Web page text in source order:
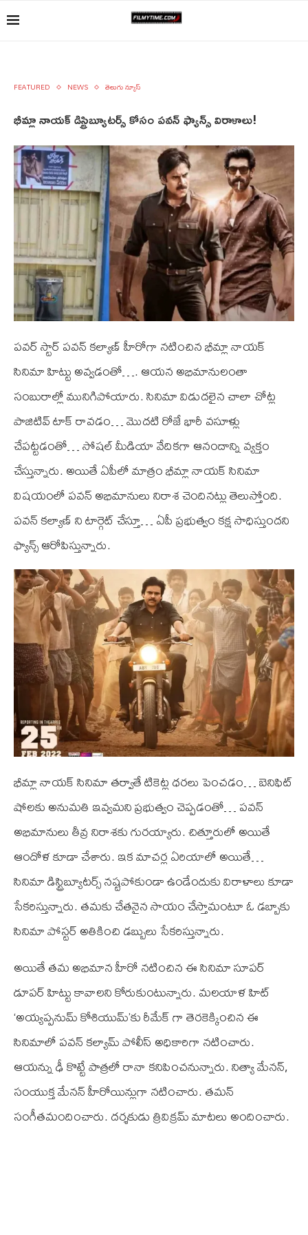
FEATURED NEWS తెలుగు న్యూస్
భీమ్లా నాయక్ డిస్ట్రిబ్యూటర్స్ కోసం పవన్ ఫ్యాన్స్ విరాళాలు!
పవర్ స్టార్ పవన్ కల్యాణ్ హీరోగా నటించిన భీమ్లా నాయక్
సినిమా హిట్టు అవ్వడంతో…. ఆయన అభిమానులంతా
సంబురాల్లో మునిగిపోయారు. సినిమా విడుదలైన చాలా చోట్ల
పాజిటివ్ టాక్ రావడం… మొదటి రోజే భారీ వసూళ్లు
చేపట్టడంతో… సోషల్ మీడియా వేదికగా ఆనందాన్ని వ్యక్తం
చేస్తున్నారు. అయితే ఏపీలో మాత్రం భీమ్లా నాయక్ సినిమా
విషయంలో పవన్ అభిమానులు నిరాశ చెందినట్లు తెలుస్తోంది.
పవన్ కల్యాణ్ ని టార్గెట్ చేస్తూ… ఏపీ ప్రభుత్వం కక్ష సాధిస్తుందని
ఫ్యాన్స్ ఆరోపిస్తున్నారు.
భీమ్లా నాయక్ సినిమా తర్వాతే టికెట్ల ధరలు పెంచడం… బెనిఫిట్
షోలకు అనుమతి ఇవ్వమని ప్రభుత్వం చెప్పడంతో… పవన్
అభిమానులు తీవ్ర నిరాశకు గురయ్యారు. చిత్తూరులో అయితే
ఆందోళ కూడా చేశారు. ఇక మాచర్ల ఏరియాలో అయితే…
సినిమా డిస్ట్రిబ్యూటర్స్ నష్టపోకుండా ఉండేందుకు విరాళాలు కూడా
సేకరిస్తున్నారు. తమకు చేతనైన సాయం చేస్తామంటూ ఓ డబ్బాకు
సినిమా పోస్టర్ అతికించి డబ్బులు సేకరిస్తున్నారు.
అయితే తమ అభిమాన హీరో నటించిన ఈ సినిమా సూపర్
డూపర్ హిట్టు కావాలని కోరుకుంటున్నారు. మలయాళ హిట్
‘అయ్యప్పనుమ్ కోశియుమ్’కు రీమేక్ గా తెరకెక్కించిన ఈ
సినిమాలో పవన్ కల్యామ్ పోలీస్ అధికారిగా నటించారు.
ఆయన్ను ఢీ కొట్టే పాత్రలో రానా కనిపించనున్నారు. నిత్యా మేనన్,
సంయుక్త మేనన్ హీరోయిన్లుగా నటించారు. తమన్
సంగీతమందించారు. దర్శకుడు త్రివిక్రమ్ మాటలు అందించారు.